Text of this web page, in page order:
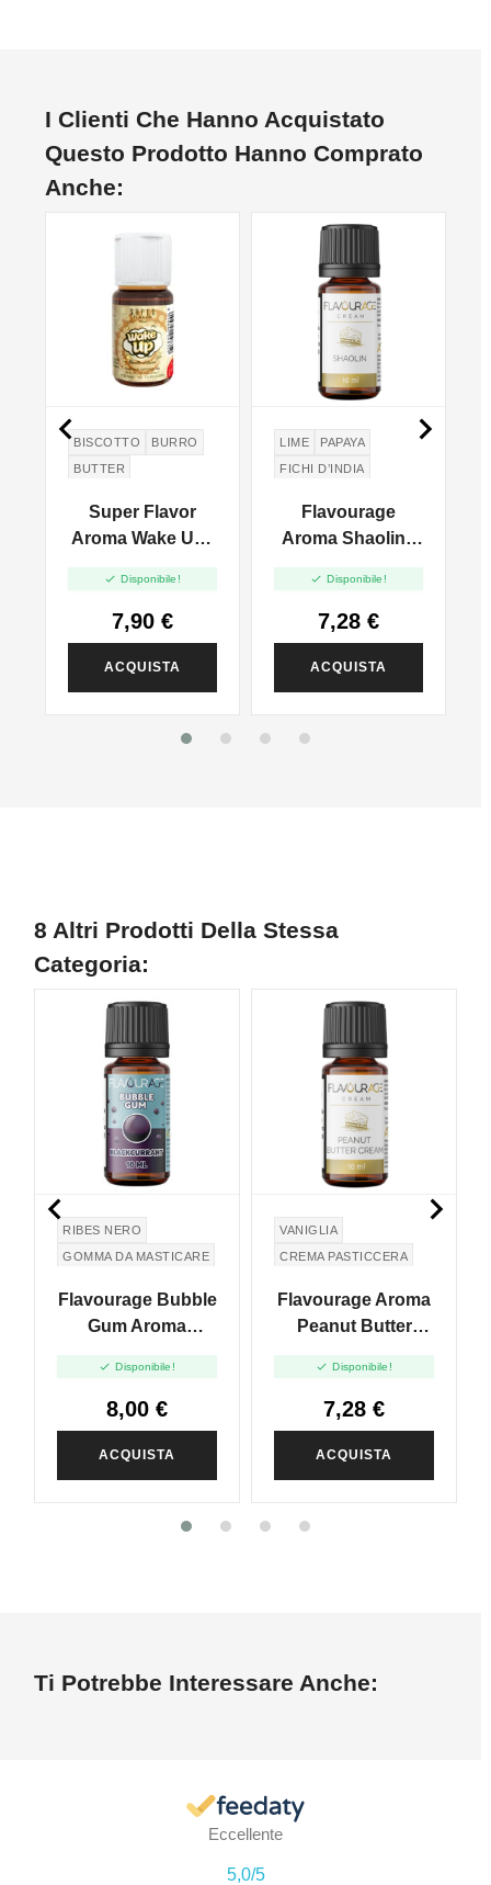
I Clienti Che Hanno Acquistato
Questo Prodotto Hanno Comprato
Anche:
BISCOTTO
BURRO
BUTTER
Super Flavor
Aroma Wake Up -
 Disponibile!
7,90 €
ACQUISTA
LIME
PAPAYA
FICHI D’INDIA
CANNAFlavourage
Aroma Shaolin -
 Disponibile!
7,28 €
ACQUISTA
 
8 Altri Prodotti Della Stessa
Categoria:
RIBES NERO
GOMMA DA MASTICARE
Flavourage Bubble
Gum Aroma
10ml
 Disponibile!
8,00 €
ACQUISTA
VANIGLIA
CREMA PASTICCERA
Flavourage Aroma
Peanut Butter
 Disponibile!
7,28 €
ACQUISTA
 
Ti Potrebbe Interessare Anche:
Eccellente
5,0/5